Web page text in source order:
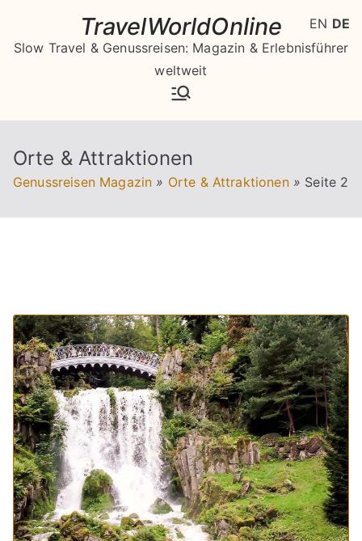
springen
TravelWorldOnline
Slow Travel & Genussreisen: Magazin & Erlebnisführer
weltweit
Orte & Attraktionen
Genussreisen Magazin » Orte & Attraktionen » Seite 2
EN DE